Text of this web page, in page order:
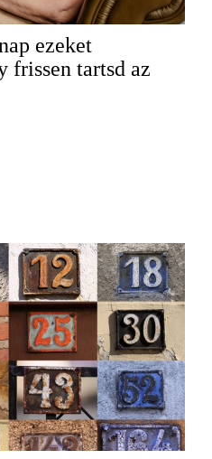
ezeket
frissen tartsd az